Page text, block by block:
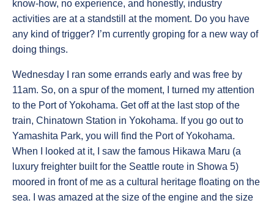
know-how, no experience, and honestly, industry
activities are at a standstill at the moment. Do you have
any kind of trigger? I’m currently groping for a new way of
doing things.
Wednesday I ran some errands early and was free by
11am. So, on a spur of the moment, I turned my attention
to the Port of Yokohama. Get off at the last stop of the
train, Chinatown Station in Yokohama. If you go out to
Yamashita Park, you will find the Port of Yokohama.
When I looked at it, I saw the famous Hikawa Maru (a
luxury freighter built for the Seattle route in Showa 5)
moored in front of me as a cultural heritage floating on the
sea. I was amazed at the size of the engine and the size